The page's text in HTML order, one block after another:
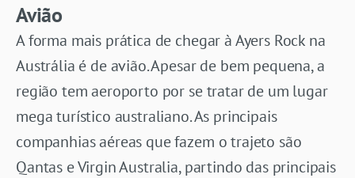
Avião
A forma mais prática de chegar à Ayers Rock na
Austrália é de avião. Apesar de bem pequena, a
região tem aeroporto por se tratar de um lugar
mega turístico australiano. As principais
companhias aéreas que fazem o trajeto são
Qantas e Virgin Australia, partindo das principais